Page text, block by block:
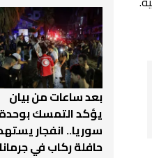
بعد ساعات من بيان
يؤكد التمسك بوحدة
سوريا.. انفجار
حافلة ركاب في جرمانا